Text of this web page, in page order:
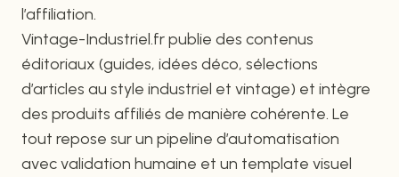
l’affiliation.
Vintage-Industriel.fr publie des contenus
éditoriaux (guides, idées déco, sélections
d’articles au style industriel et vintage) et intègre
des produits affiliés de manière cohérente. Le
tout repose sur un pipeline d’automatisation
avec validation humaine et un template visuel